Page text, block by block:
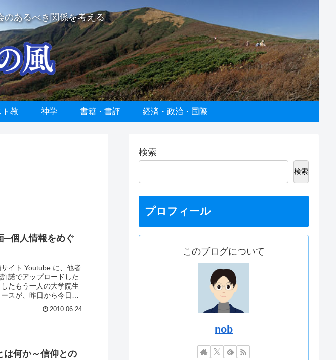
のあるべき関係を考える
ト教 神学 書籍・書評 経済・政治・国際
─個人情報をめぐ
イト Youtube に、他者
諾でアップロードした
たもう一人の大学院生
スが、昨日から今日に
2010.06.24
は何か～信仰との
検索
検索
プロフィール
このブログについて
nob